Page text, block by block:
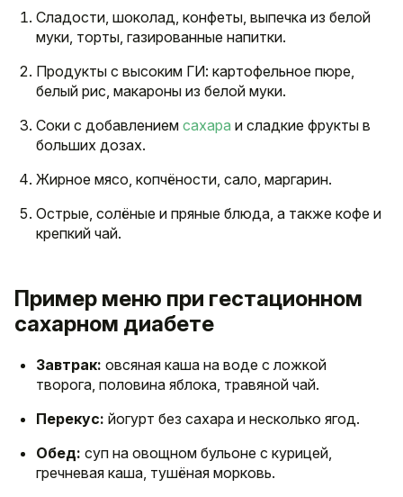
Сладости, шоколад, конфеты, выпечка из белой
муки, торты, газированные напитки.
Продукты с высоким ГИ: картофельное пюре,
белый рис, макароны из белой муки.
Соки с добавлением сахара и сладкие фрукты в
больших дозах.
Жирное мясо, копчёности, сало, маргарин.
Острые, солёные и пряные блюда, а также кофе и
крепкий чай.
Пример меню при гестационном
сахарном диабете
Завтрак: овсяная каша на воде с ложкой
творога, половина яблока, травяной чай.
Перекус: йогурт без сахара и несколько ягод.
Обед: суп на овощном бульоне с курицей,
гречневая каша, тушёная морковь.